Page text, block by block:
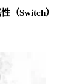
（Switch）